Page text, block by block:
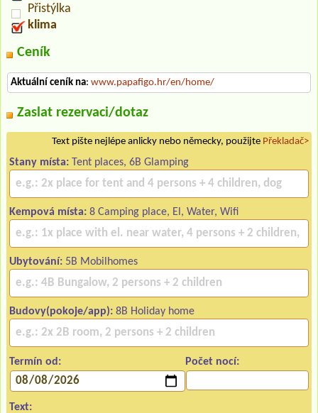
Přistýlka
klima
Ceník
Aktuální ceník na: www.papafigo.hr/en/home/
Zaslat rezervaci/dotaz
Text pište nejlépe anlicky nebo německy, použijte Překladač>
Stany místa: Tent places, 6B Glamping
Kempová místa: 8 Camping place, El, Water, Wifi
Ubytování: 5B Mobilhomes
Budovy(pokoje/app): 8B Holiday home
Termín od: Počet nocí:
Text: